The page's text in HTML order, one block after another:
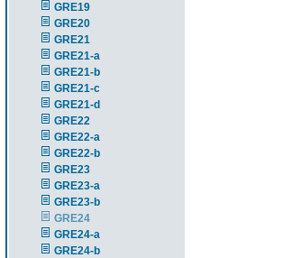
GRE19
GRE20
GRE21
GRE21-a
GRE21-b
GRE21-c
GRE21-d
GRE22
GRE22-a
GRE22-b
GRE23
GRE23-a
GRE23-b
GRE24
GRE24-a
GRE24-b